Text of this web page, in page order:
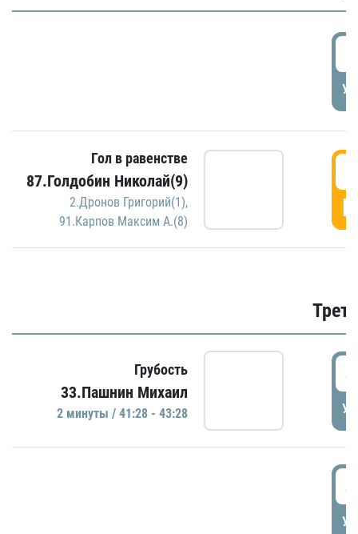
Гол в равенстве
87.Голдобин Николай(9)
2.Дронов Григорий(1),
91.Карпов Максим А.(8)
Грубость
33.Пашнин Михаил
2 минуты / 41:28 - 43:28